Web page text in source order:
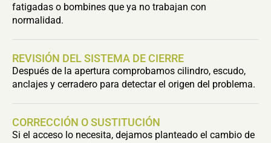
fatigadas o bombines que ya no trabajan con
normalidad.
REVISIÓN DEL SISTEMA DE CIERRE
Después de la apertura comprobamos cilindro, escudo,
anclajes y cerradero para detectar el origen del problema.
CORRECCIÓN O SUSTITUCIÓN
Si el acceso lo necesita, dejamos planteado el cambio de